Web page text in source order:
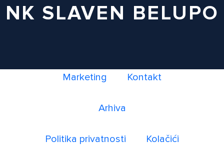
NK SLAVEN BELUPO
Marketing Kontakt
Arhiva
Politika privatnosti Kolačići